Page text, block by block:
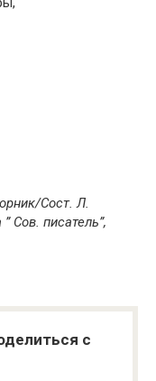
Сост. Л.
Сов. писатель”,
с